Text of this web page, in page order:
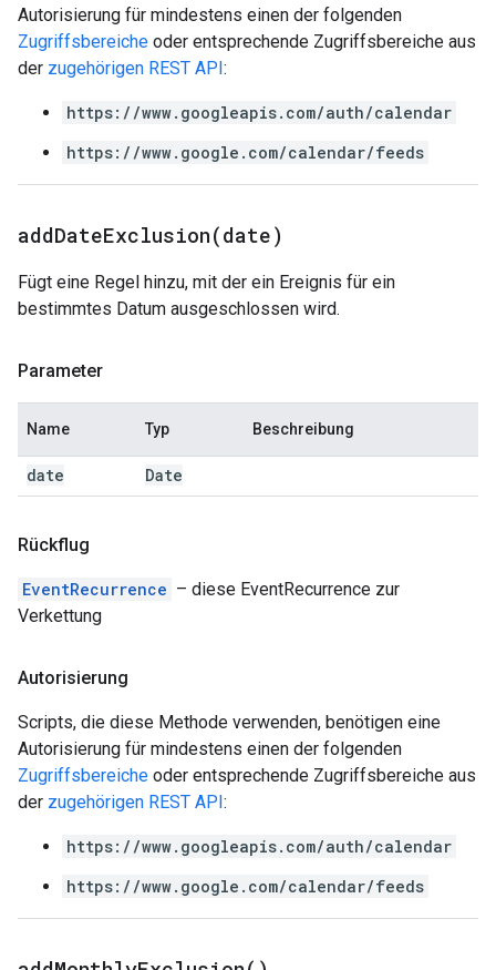
Autorisierung für mindestens einen der folgenden
Zugriffsbereiche oder entsprechende Zugriffsbereiche aus
der zugehörigen REST API:
https://www.googleapis.com/auth/calendar
https://www.google.com/calendar/feeds
addDateExclusion(date)
Fügt eine Regel hinzu, mit der ein Ereignis für ein
bestimmtes Datum ausgeschlossen wird.
Parameter
Name Typ Beschreibung
date Date
Rückflug
EventRecurrence – diese EventRecurrence zur
Verkettung
Autorisierung
Scripts, die diese Methode verwenden, benötigen eine
Autorisierung für mindestens einen der folgenden
Zugriffsbereiche oder entsprechende Zugriffsbereiche aus
der zugehörigen REST API:
https://www.googleapis.com/auth/calendar
https://www.google.com/calendar/feeds